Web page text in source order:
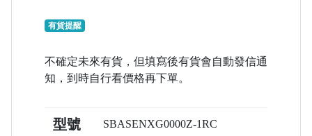
有貨提醒
不確定未來有貨，但填寫後有貨會自動發信通
知，到時自行看價格再下單。
型號 SBASENXG0000Z-1RC